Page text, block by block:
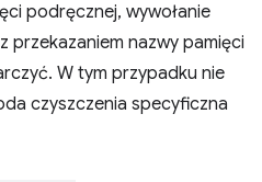
podręcznej, wywołanie
z przekazaniem nazwy pamięci
W tym przypadku nie
czyszczenia specyficzna